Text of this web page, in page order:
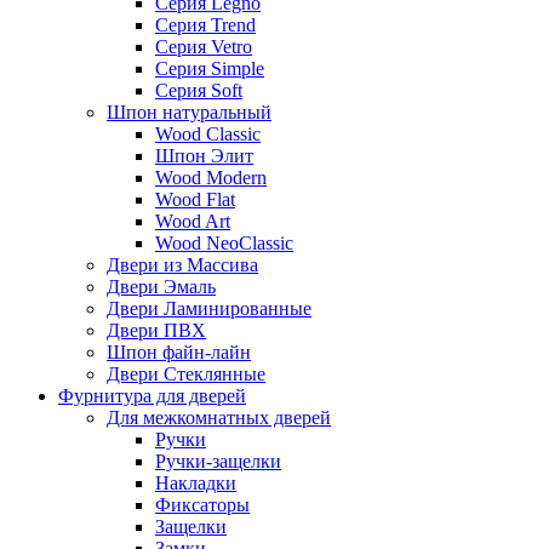
Серия Trend
Серия Vetro
Серия Simple
Серия Soft
Шпон натуральный
Wood Classic
Шпон Элит
Wood Modern
Wood Flat
Wood Art
Wood NeoClassic
Двери из Массива
Двери Эмаль
Двери Ламинированные
Двери ПВХ
Шпон файн-лайн
Двери Стеклянные
Фурнитура для дверей
Для межкомнатных дверей
Ручки
Ручки-защелки
Накладки
Фиксаторы
Защелки